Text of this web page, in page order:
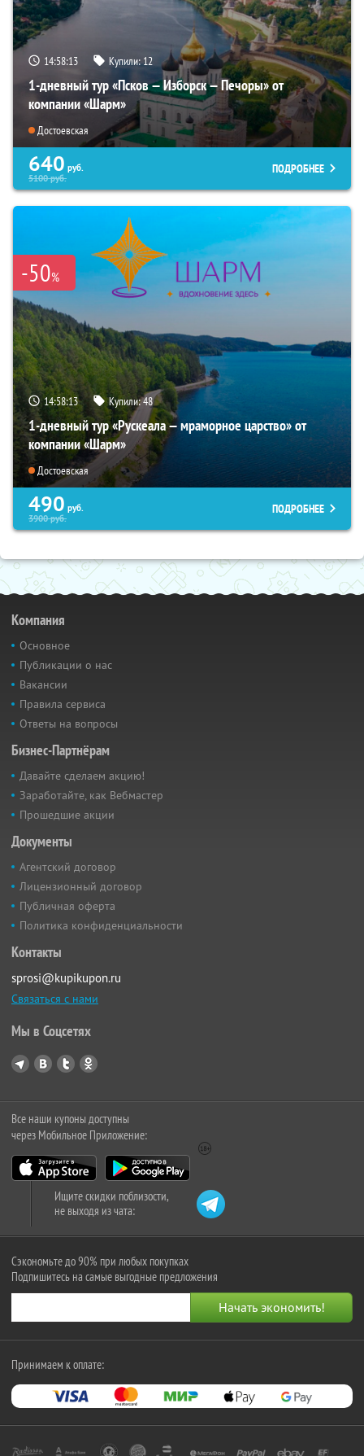
14:58:11 Купили:12
1-дневный тур «Псков — Изборск — Печоры» от
компании «Шарм»
Достоевская
640 руб.
5100руб.
ПОДРОБНЕЕ
-50%
14:58:11 Купили:48
1-дневный тур «Рускеала — мраморное царство» от
компании «Шарм»
Достоевская
490 руб.
3900руб.
ПОДРОБНЕЕ
Компания
Основное
Публикации о нас
Вакансии
Правила сервиса
Ответы на вопросы
Бизнес-Партнёрам
Давайте сделаем акцию!
Заработайте, как Вебмастер
Прошедшие акции
Документы
Агентский договор
Лицензионный договор
Публичная оферта
Политика конфиденциальности
Контакты
sprosi@kupikupon.ru
Связаться с нами
Мы в Соцсетях
Все наши купоны доступны
через Мобильное Приложение:
Ищите скидки поблизости,
не выходя из чата:
Сэкономьте до 90% при любых покупках
Подпишитесь на самые выгодные предложения
Принимаем к оплате: